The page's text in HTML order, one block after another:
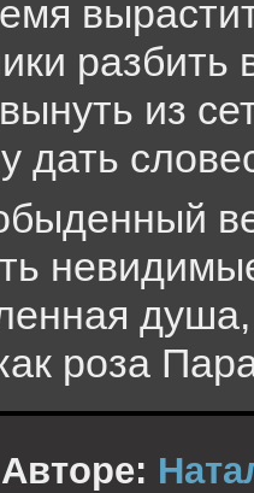
разбить
из
дать
душа,
роза